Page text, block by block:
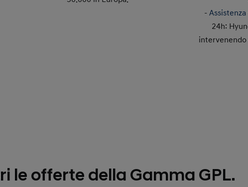
-
24h:
intervenendo
le offerte della Gamma GPL.